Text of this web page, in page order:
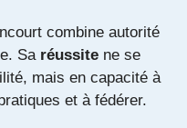
combine autorité
Sa réussite ne se
mais en capacité à
et à fédérer.